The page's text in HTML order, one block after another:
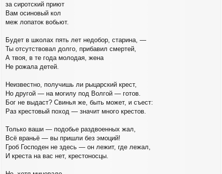
за сиротский приют
Вам осиновый кол
меж лопаток вобьют.
Будет в школах пять лет недобор, старина, —
Ты отсутствовал долго, прибавил смертей,
А твоя, в те года молодая, жена
Не рожала детей.
Неизвестно, получишь ли рыцарский крест,
Но другой — на могилу под Волгой — готов.
Бог не выдаст? Свинья же, быть может, и съест:
Раз крестовый поход — значит много крестов.
Только ваши — подобье раздвоенных жал,
Всё враньё — вы пришли без эмоций!
Гроб Господен не здесь — он лежит, где лежал,
И креста на вас нет, крестоносцы.